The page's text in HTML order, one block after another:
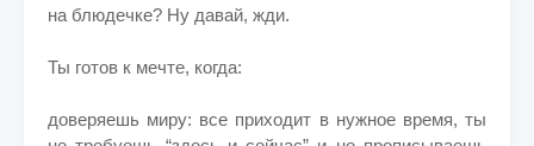
на блюдечке? Ну давай, жди.
Ты готов к мечте, когда:
доверяешь миру: все приходит в нужное время, ты